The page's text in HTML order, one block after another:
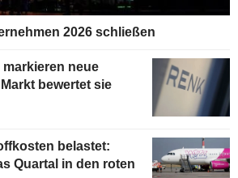
2026 schließen
markieren neue
bewertet sie
belastet:
Quartal in den roten